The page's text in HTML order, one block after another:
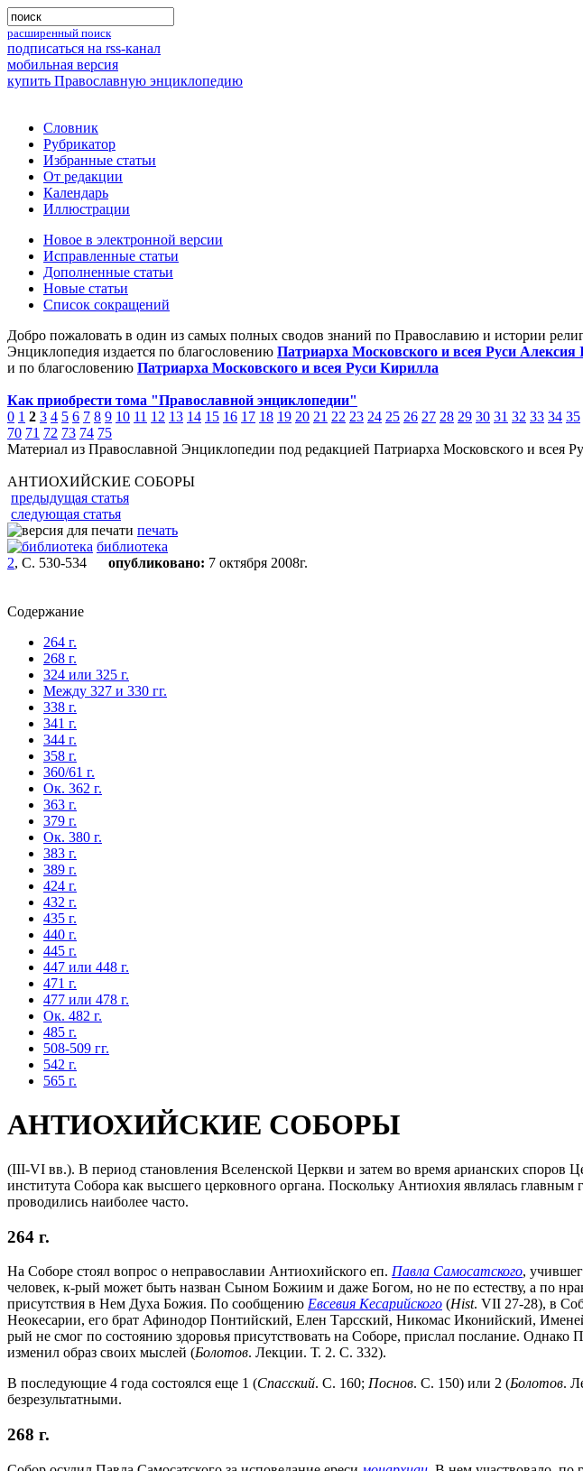
расширенный поиск
подписаться на rss-канал
мобильная версия
купить Православную энциклопедию
Словник
Рубрикатор
Избранные статьи
От редакции
Календарь
Иллюстрации
Новое в электронной версии
Исправленные статьи
Дополненные статьи
Новые статьи
Список сокращений
Добро пожаловать в один из самых полных сводов знаний по Православию и истории
Энциклопедия издается по благословению Патриарха Московского и всея Руси Алексия
и по благословению Патриарха Московского и всея Руси Кирилла
Как приобрести тома "Православной энциклопедии"
0 1 2 3 4 5 6 7 8 9 10 11 12 13 14 15 16 17 18 19 20 21 22 23 24 25 26 27 28 29 30 31 32 33 34 35
70 71 72 73 74 75
Материал из Православной Энциклопедии под редакцией Патриарха Московского и всея
АНТИОХИЙСКИЕ СОБОРЫ
предыдущая статья
следующая статья
печать
библиотека
2, С. 530-534 опубликовано: 7 октября 2008г.
Содержание
264 г.
268 г.
324 или 325 г.
Между 327 и 330 гг.
338 г.
341 г.
344 г.
358 г.
360/61 г.
Ок. 362 г.
363 г.
379 г.
Ок. 380 г.
383 г.
389 г.
424 г.
432 г.
435 г.
440 г.
445 г.
447 или 448 г.
471 г.
477 или 478 г.
Ок. 482 г.
485 г.
508-509 гг.
542 г.
565 г.
АНТИОХИЙСКИЕ СОБОРЫ
(III-VI вв.). В период становления Вселенской Церкви и затем во время арианских споров
института Собора как высшего церковного органа. Поскольку Антиохия являлась
проводились наиболее часто.
264 г.
На Соборе стоял вопрос о неправославии Антиохийского еп. Павла Самосатского,
человек, к-рый может быть назван Сыном Божиим и даже Богом, но не по естеству, а по
присутствия в Нем Духа Божия. По сообщению Евсевия Кесарийского (Hist. VII 27-28), в
Неокесарии, его брат Афинодор Понтийский, Елен Тарсский, Никомас Иконийский,
рый не смог по состоянию здоровья присутствовать на Соборе, прислал послание. Однако
изменил образ своих мыслей (Болотов. Лекции. Т. 2. С. 332).
В последующие 4 года состоялся еще 1 (Спасский. С. 160; Поснов. С. 150) или 2 (Болотов.
безрезультатными.
268 г.